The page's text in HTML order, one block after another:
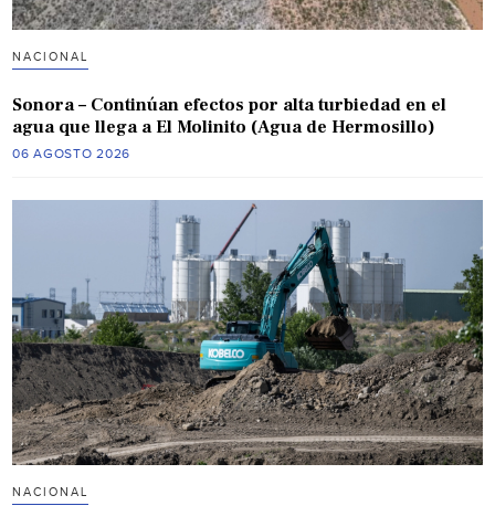
NACIONAL
Sonora – Continúan efectos por alta turbiedad en el
agua que llega a El Molinito (Agua de Hermosillo)
06 AGOSTO 2026
NACIONAL